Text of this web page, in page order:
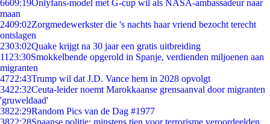
6609:19Onlyfans-model met G-cup wil als NASA-ambassadeur naar
maan
2409:02Zorgmedewerkster die 's nachts haar vriend bezocht terecht
ontslagen
2303:02Quake krijgt na 30 jaar een gratis uitbreiding
11 23:30Smokkelbende opgerold in Spanje, verdienden miljoenen aan
migranten
4722:43Trump wil dat J.D. Vance hem in 2028 opvolgt
3422:32Ceuta-leider noemt Marokkaanse grensaanval door migranten
'gruweldaad'
3822:29Random Pics van de Dag #1977
3822:28Spaanse politie: minstens tien voor terrorisme veroordeelden